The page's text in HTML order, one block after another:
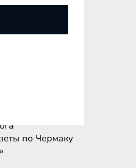
по Чермаку
по Чермаку